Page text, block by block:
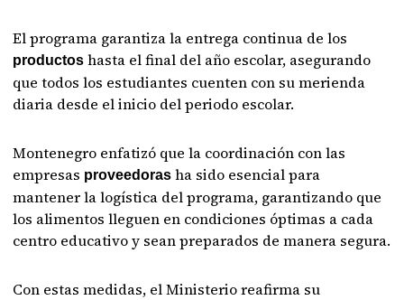
El programa garantiza la entrega continua de los
productos hasta el final del año escolar, asegurando
que todos los estudiantes cuenten con su merienda
diaria desde el inicio del periodo escolar.
Montenegro enfatizó que la coordinación con las
empresas proveedoras ha sido esencial para
mantener la logística del programa, garantizando que
los alimentos lleguen en condiciones óptimas a cada
centro educativo y sean preparados de manera segura.
Con estas medidas, el Ministerio reafirma su